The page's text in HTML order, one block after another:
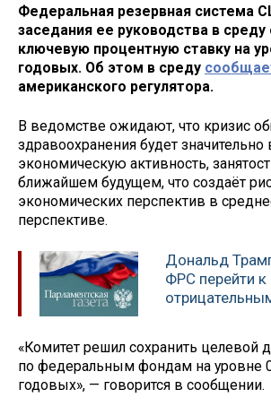
Федеральная резервная система
заседания ее руководства в среду
ключевую процентную ставку на
годовых. Об этом в среду
американского регулятора.
В ведомстве ожидают, что кризис
здравоохранения будет значительно
экономическую активность,
ближайшем будущем, что создаёт
экономических перспектив в
перспективе.
Дональд
ФРС перейти к
«Комитет решил сохранить целевой
по федеральным фондам на уровне
годовых», — говорится в сообщении.